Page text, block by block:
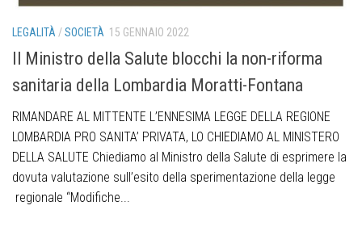
LEGALITÀ /SOCIETÀ 15 GENNAIO 2022
Il Ministro della Salute blocchi la non-riforma
sanitaria della Lombardia Moratti-Fontana
RIMANDARE AL MITTENTE L’ENNESIMA LEGGE DELLA REGIONE
LOMBARDIA PRO SANITA’ PRIVATA, LO CHIEDIAMO AL MINISTERO
DELLA SALUTE Chiediamo al Ministro della Salute di esprimere la
dovuta valutazione sull’esito della sperimentazione della legge
regionale “Modifiche...